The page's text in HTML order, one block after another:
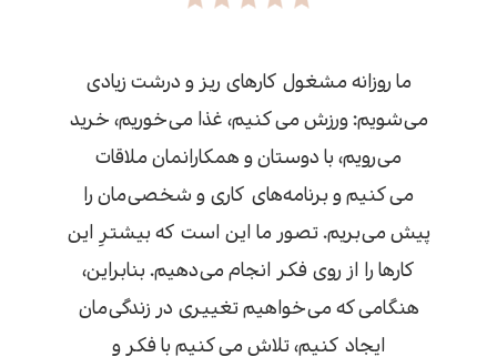
ما روزانه مشغول کارهای ریز و درشت زیادی
می‌شویم: ورزش می‌کنیم، غذا می‌خوریم، خرید
می‌رویم، با دوستان و همکارانمان ملاقات
می‌کنیم و برنامه‌های کاری و شخصی‌مان را
پیش می‌بریم. تصور ما این است که بیشترِ این
کارها را از روی فکر انجام می‌دهیم. بنابراین،
هنگامی‌که می‌خواهیم تغییری در زندگی‌مان
ایجاد کنیم، تلاش می‌کنیم با فکر و